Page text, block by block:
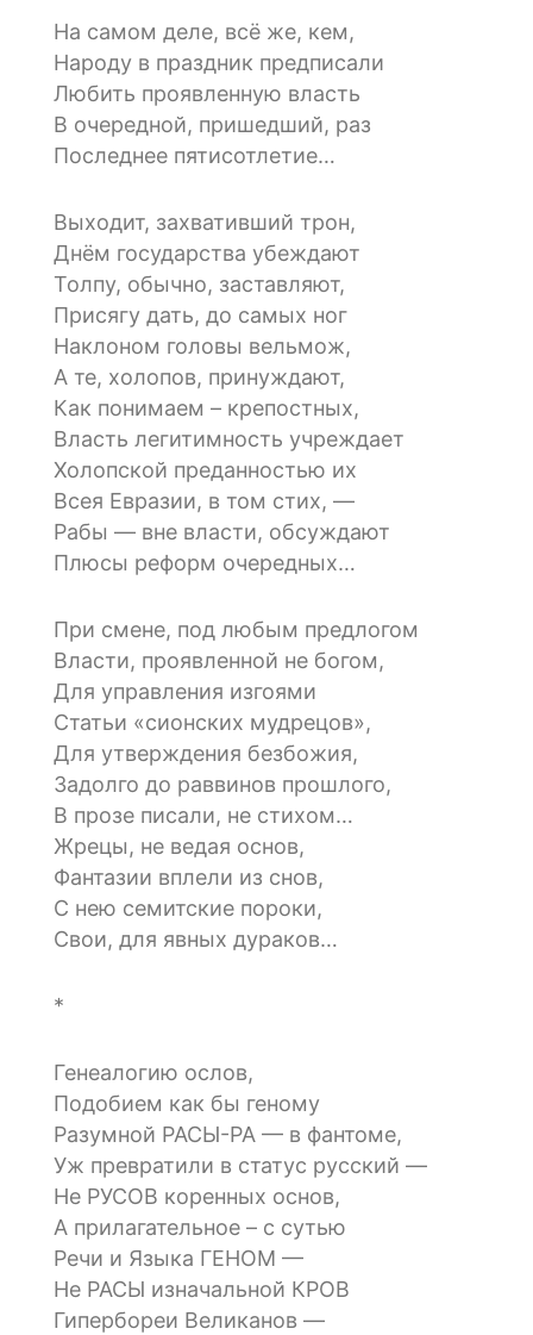
На самом деле, всё же, кем,
Народу в праздник предписали
Любить проявленную власть
В очередной, пришедший, раз
Последнее пятисотлетие…
Выходит, захвативший трон,
Днём государства убеждают
Толпу, обычно, заставляют,
Присягу дать, до самых ног
Наклоном головы вельмож,
А те, холопов, принуждают,
Как понимаем – крепостных,
Власть легитимность учреждает
Холопской преданностью их
Всея Евразии, в том стих, —
Рабы — вне власти, обсуждают
Плюсы реформ очередных…
При смене, под любым предлогом
Власти, проявленной не богом,
Для управления изгоями
Статьи «сионских мудрецов»,
Для утверждения безбожия,
Задолго до раввинов прошлого,
В прозе писали, не стихом…
Жрецы, не ведая основ,
Фантазии вплели из снов,
С нею семитские пороки,
Свои, для явных дураков…
*
Генеалогию ослов,
Подобием как бы геному
Разумной РАСЫ-РА — в фантоме,
Уж превратили в статус русский —
Не РУСОВ коренных основ,
А прилагательное – с сутью
Речи и Языка ГЕНОМ —
Не РАСЫ изначальной КРОВ
Гипербореи Великанов —